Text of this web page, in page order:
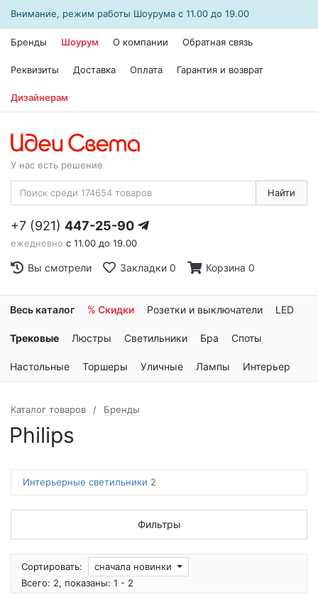
Внимание, режим работы Шоурума с 11.00 до 19.00
Бренды Шоурум О компании Обратная связь
Реквизиты Доставка Оплата Гарантия и возврат
Дизайнерам
У нас есть решение
Найти
+7 (921) 447-25-90
ежедневно с 11.00 до 19.00
Вы смотрели Закладки 0 Корзина 0
Весь каталог % Скидки Розетки и выключатели LED
Трековые Люстры Светильники Бра Споты
Настольные Торшеры Уличные Лампы Интерьер
Каталог товаров Бренды
Philips
Интерьерные светильники 2
Фильтры
Сортировать:
сначала новинки
Всего: 2, показаны: 1 - 2